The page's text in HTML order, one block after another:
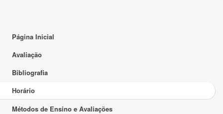
Página Inicial
Avaliação
Bibliografia
Horário
Métodos de Ensino e Avaliações